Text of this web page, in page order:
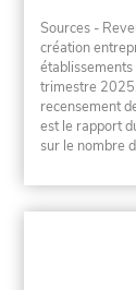
Sources -
création
trimestre
recensement
est le rapport
sur le nombre